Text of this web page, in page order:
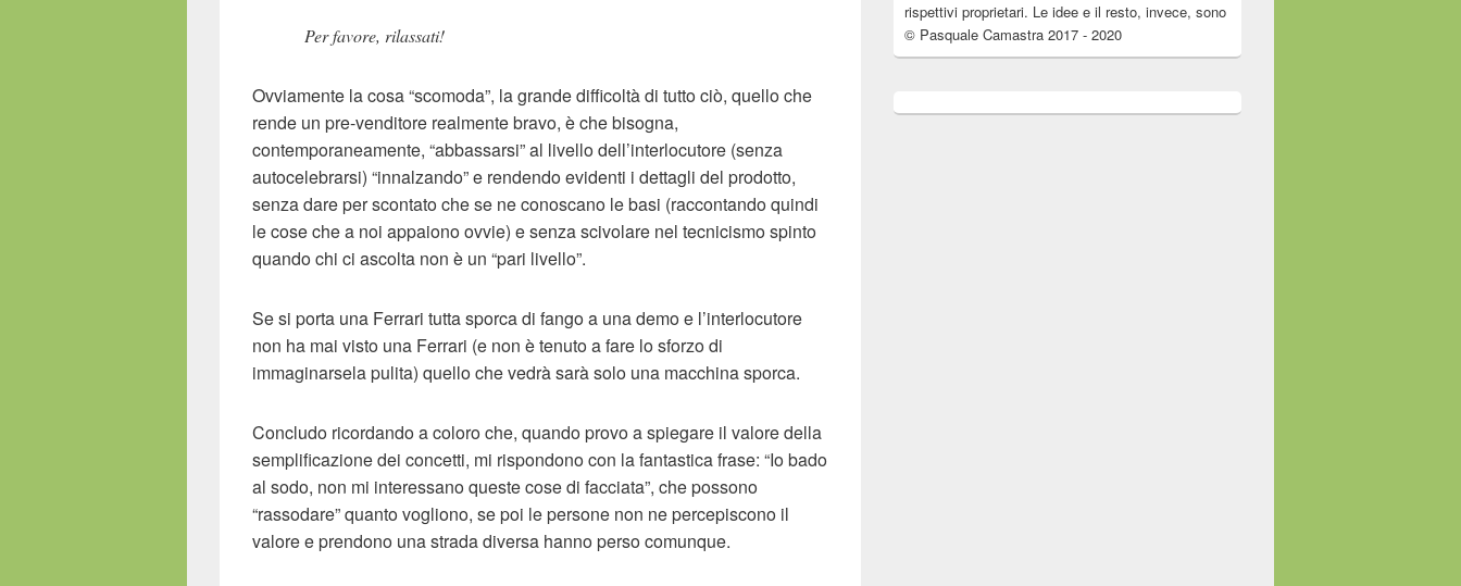
Per favore, rilassati!
Ovviamente la cosa “scomoda”, la grande difficoltà di tutto ciò, quello che
rende un pre-venditore realmente bravo, è che bisogna,
contemporaneamente, “abbassarsi” al livello dell’interlocutore (senza
autocelebrarsi) “innalzando” e rendendo evidenti i dettagli del prodotto,
senza dare per scontato che se ne conoscano le basi (raccontando quindi
le cose che a noi appaiono ovvie) e senza scivolare nel tecnicismo spinto
quando chi ci ascolta non è un “pari livello”.
Se si porta una Ferrari tutta sporca di fango a una demo e l’interlocutore
non ha mai visto una Ferrari (e non è tenuto a fare lo sforzo di
immaginarsela pulita) quello che vedrà sarà solo una macchina sporca.
Concludo ricordando a coloro che, quando provo a spiegare il valore della
semplificazione dei concetti, mi rispondono con la fantastica frase: “Io bado
al sodo, non mi interessano queste cose di facciata”, che possono
“rassodare” quanto vogliono, se poi le persone non ne percepiscono il
valore e prendono una strada diversa hanno perso comunque.
rispettivi proprietari. Le idee e il resto, invece, sono
© Pasquale Camastra 2017 - 2020